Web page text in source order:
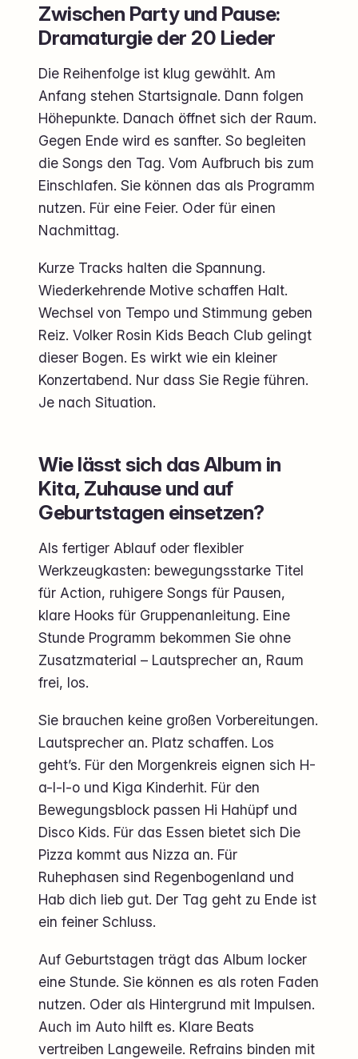
Zwischen Party und Pause:
Dramaturgie der 20 Lieder
Die Reihenfolge ist klug gewählt. Am
Anfang stehen Startsignale. Dann folgen
Höhepunkte. Danach öffnet sich der Raum.
Gegen Ende wird es sanfter. So begleiten
die Songs den Tag. Vom Aufbruch bis zum
Einschlafen. Sie können das als Programm
nutzen. Für eine Feier. Oder für einen
Nachmittag.
Kurze Tracks halten die Spannung.
Wiederkehrende Motive schaffen Halt.
Wechsel von Tempo und Stimmung geben
Reiz. Volker Rosin Kids Beach Club gelingt
dieser Bogen. Es wirkt wie ein kleiner
Konzertabend. Nur dass Sie Regie führen.
Je nach Situation.
Wie lässt sich das Album in
Kita, Zuhause und auf
Geburtstagen einsetzen?
Als fertiger Ablauf oder flexibler
Werkzeugkasten: bewegungsstarke Titel
für Action, ruhigere Songs für Pausen,
klare Hooks für Gruppenanleitung. Eine
Stunde Programm bekommen Sie ohne
Zusatzmaterial – Lautsprecher an, Raum
frei, los.
Sie brauchen keine großen Vorbereitungen.
Lautsprecher an. Platz schaffen. Los
geht’s. Für den Morgenkreis eignen sich H-
a-l-l-o und Kiga Kinderhit. Für den
Bewegungsblock passen Hi Hahüpf und
Disco Kids. Für das Essen bietet sich Die
Pizza kommt aus Nizza an. Für
Ruhephasen sind Regenbogenland und
Hab dich lieb gut. Der Tag geht zu Ende ist
ein feiner Schluss.
Auf Geburtstagen trägt das Album locker
eine Stunde. Sie können es als roten Faden
nutzen. Oder als Hintergrund mit Impulsen.
Auch im Auto hilft es. Klare Beats
vertreiben Langeweile. Refrains binden mit